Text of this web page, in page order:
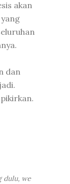
akan
dan
dulu, we